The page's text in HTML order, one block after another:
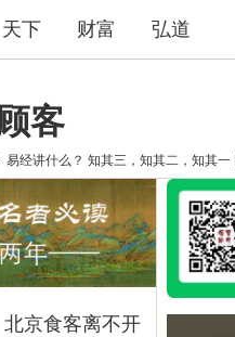
天下 财富 弘道
客
易经讲什么？ 知其三，知其二，知其一
京食客离不开